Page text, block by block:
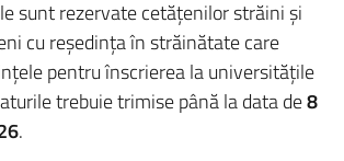
sunt rezervate cetățenilor străini și
cu reședința în străinătate care
pentru înscrierea la universitățile
trebuie trimise până la data de8
.